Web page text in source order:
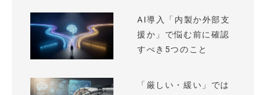
AI導入「内製か外部支
援か」で悩む前に確認
すべき5つのこと
「厳しい・緩い」では